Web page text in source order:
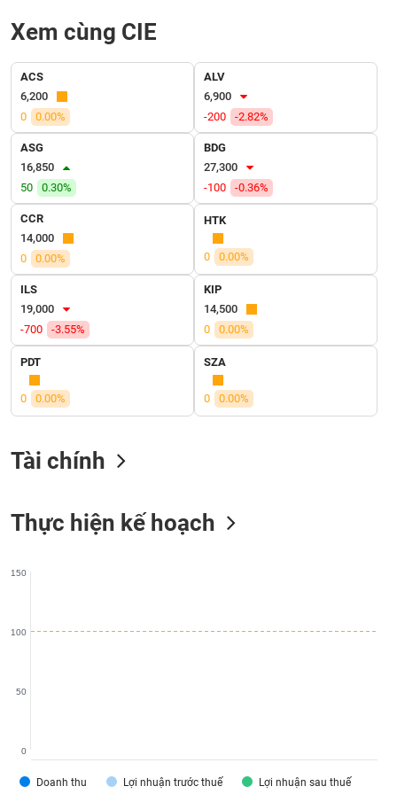
trường
Xem cùng CIE
ACS
6,200
0
0.00%
ALV
6,900
-200
-2.82%
ASG
16,850
50
0.30%
BDG
27,300
-100
-0.36%
CCR
14,000
0
0.00%
HTK
0 0.00%
ILS
19,000
-700
-3.55%
KIP
14,500
0
0.00%
PDT
0 0.00%
SZA
0 0.00%
Tài chính
Thực hiện kế hoạch
Doanh thu Lợi nhuận trước thuế Lợi nhuận sau thuế
0
50
100
150
TIÊU
DÙNG
KHÔNG
THIẾT
YẾU
TIÊU
DÙNG
THIẾT
YẾU
CHĂM
SÓC
SỨC
TÀI
CÔNG
DỊCH